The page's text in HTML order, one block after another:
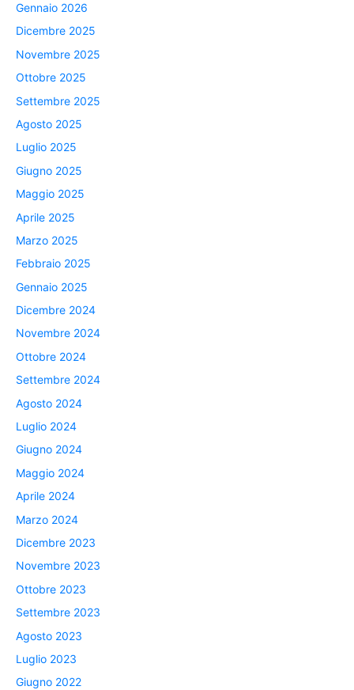
Gennaio 2026
Dicembre 2025
Novembre 2025
Ottobre 2025
Settembre 2025
Agosto 2025
Luglio 2025
Giugno 2025
Maggio 2025
Aprile 2025
Marzo 2025
Febbraio 2025
Gennaio 2025
Dicembre 2024
Novembre 2024
Ottobre 2024
Settembre 2024
Agosto 2024
Luglio 2024
Giugno 2024
Maggio 2024
Aprile 2024
Marzo 2024
Dicembre 2023
Novembre 2023
Ottobre 2023
Settembre 2023
Agosto 2023
Luglio 2023
Giugno 2022